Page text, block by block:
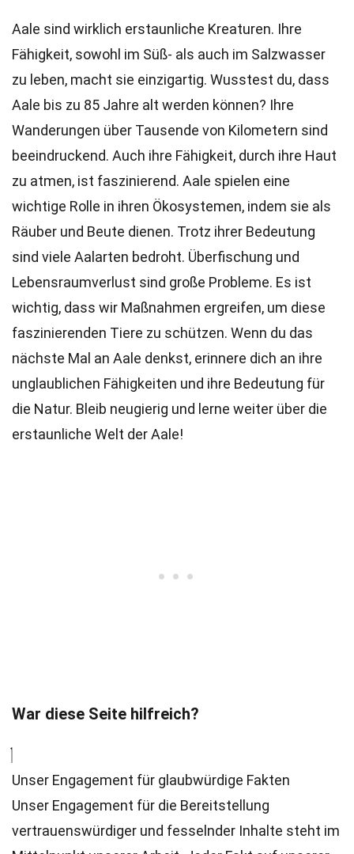
Aale sind wirklich erstaunliche Kreaturen. Ihre
Fähigkeit, sowohl im Süß- als auch im Salzwasser
zu leben, macht sie einzigartig. Wusstest du, dass
Aale bis zu 85 Jahre alt werden können? Ihre
Wanderungen über Tausende von Kilometern sind
beeindruckend. Auch ihre Fähigkeit, durch ihre Haut
zu atmen, ist faszinierend. Aale spielen eine
wichtige Rolle in ihren Ökosystemen, indem sie als
Räuber und Beute dienen. Trotz ihrer Bedeutung
sind viele Aalarten bedroht. Überfischung und
Lebensraumverlust sind große Probleme. Es ist
wichtig, dass wir Maßnahmen ergreifen, um diese
faszinierenden Tiere zu schützen. Wenn du das
nächste Mal an Aale denkst, erinnere dich an ihre
unglaublichen Fähigkeiten und ihre Bedeutung für
die Natur. Bleib neugierig und lerne weiter über die
erstaunliche Welt der Aale!
War diese Seite hilfreich?
Unser Engagement für glaubwürdige Fakten
Unser Engagement für die Bereitstellung
vertrauenswürdiger und fesselnder Inhalte steht im